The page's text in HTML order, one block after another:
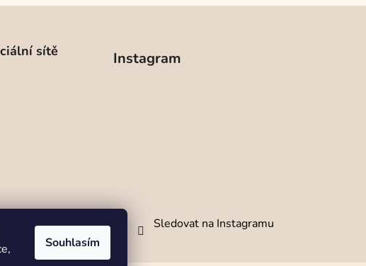
Souhlasím
sítě Instagram
Sledovat na Instagramu